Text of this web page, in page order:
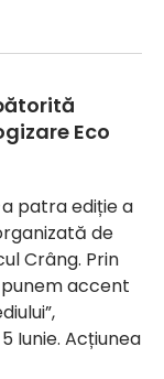
Eco
a patra ediție a
de
Crâng. Prin
accent
Iunie. Acțiunea